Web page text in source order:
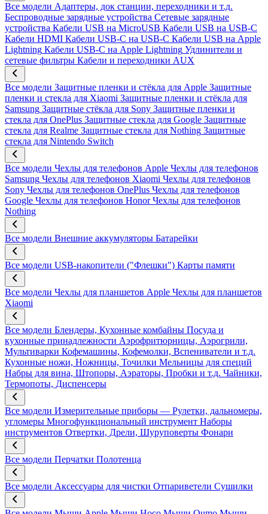
Все модели Адаптеры, док станции, переходники и т.д.
Беспроводные зарядные устройства Сетевые зарядные
устройства Кабели USB на MicroUSB Кабели USB на USB-C
Кабели HDMI Кабели USB-C на USB-C Кабели USB на Apple
Lightning Кабели USB-C на Apple Lightning Удлинители и
сетевые фильтры Кабели и переходники AUX
Все модели Защитные пленки и стёкла для Apple Защитные
пленки и стекла для Xiaomi Защитные пленки и стёкла для
Samsung Защитные стёкла для Sony Защитные пленки и
стекла для OnePlus Защитные стекла для Google Защитные
стекла для Realme Защитные стекла для Nothing Защитные
стекла для Nintendo Switch
Все модели Чехлы для телефонов Apple Чехлы для телефонов
Samsung Чехлы для телефонов Xiaomi Чехлы для телефонов
Sony Чехлы для телефонов OnePlus Чехлы для телефонов
Google Чехлы для телефонов Honor Чехлы для телефонов
Nothing
Все модели Внешние аккумуляторы Батарейки
Все модели USB-накопители ("Флешки") Карты памяти
Все модели Чехлы для планшетов Apple Чехлы для планшетов
Xiaomi
Все модели Блендеры, Кухонные комбайны Посуда и
кухонные принадлежности Аэрофритюрницы, Аэрогрили,
Мультиварки Кофемашины, Кофемолки, Вспениватели и т.д.
Кухонные ножи, Ножницы, Точилки Мельницы для специй
Набры для вина, Штопоры, Аэраторы, Пробки и т.д. Чайники,
Термопоты, Диспенсеры
Все модели Измерительные приборы — Рулетки, дальномеры,
угломеры Многофункциональный инструмент Наборы
инструментов Отвертки, Дрели, Шуруповерты Фонари
Все модели Перчатки Полотенца
Все модели Аксессуары для чистки Отпариветели Сушилки